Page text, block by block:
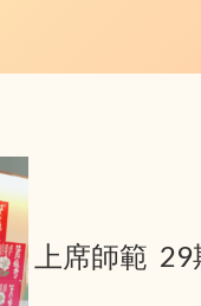
上席師範 29